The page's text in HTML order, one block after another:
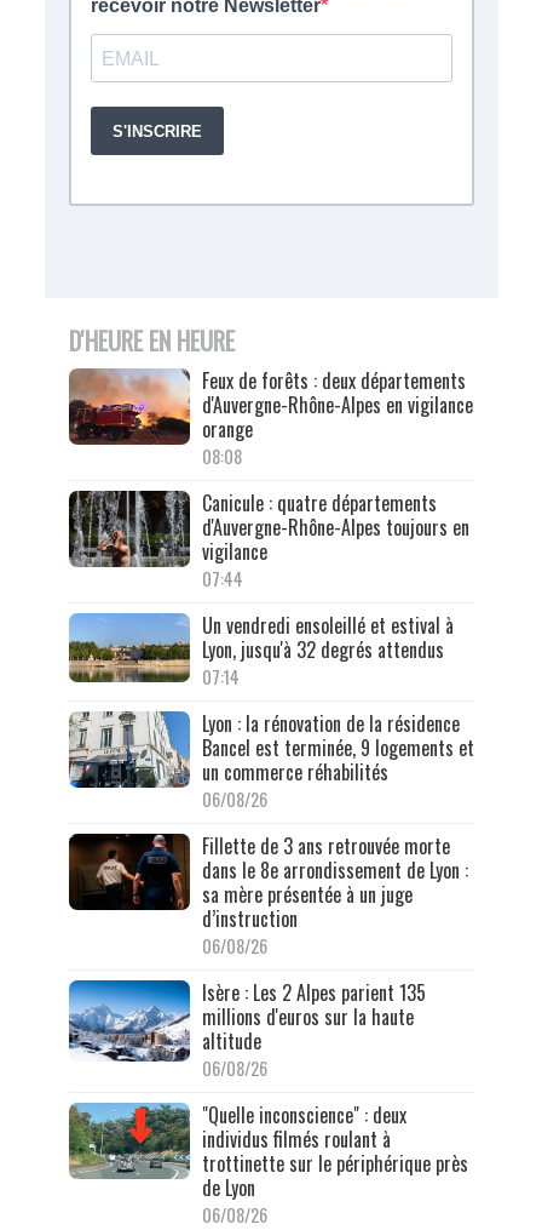
D'HEURE EN HEURE
Feux de forêts : deux départements
d'Auvergne-Rhône-Alpes en vigilance
orange
08:08
Canicule : quatre départements
d'Auvergne-Rhône-Alpes toujours en
vigilance
07:44
Un vendredi ensoleillé et estival à
Lyon, jusqu'à 32 degrés attendus
07:14
Lyon : la rénovation de la résidence
Bancel est terminée, 9 logements et
un commerce réhabilités
06/08/26
Fillette de 3 ans retrouvée morte
dans le 8e arrondissement de Lyon :
sa mère présentée à un juge
d’instruction
06/08/26
Isère : Les 2 Alpes parient 135
millions d'euros sur la haute
altitude
06/08/26
"Quelle inconscience" : deux
individus filmés roulant à
trottinette sur le périphérique près
de Lyon
06/08/26